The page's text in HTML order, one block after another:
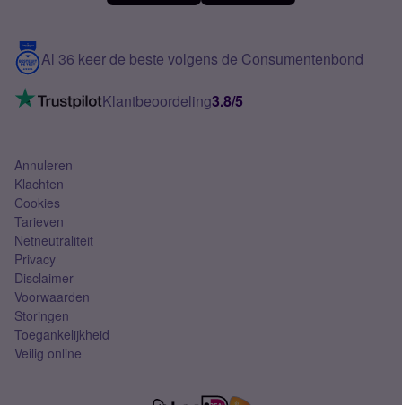
Meerdere nummers
5G internet
Mobiel internet
Mobiel abonnement
Contact
VoLTE 4G bellen
Al 36 keer de beste volgens de Consumentenbond
Klantbeoordeling3.8/5
Annuleren
Klachten
Cookies
Tarieven
Netneutraliteit
Privacy
Disclaimer
Voorwaarden
Storingen
Toegankelijkheid
Veilig online